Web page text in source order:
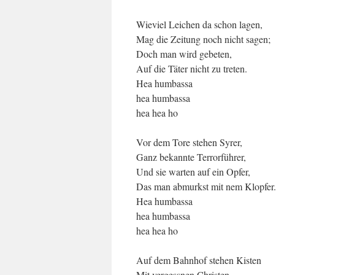
Wieviel Leichen da schon lagen,
Mag die Zeitung noch nicht sagen;
Doch man wird gebeten,
Auf die Täter nicht zu treten.
Hea humbassa
hea humbassa
hea hea ho
Vor dem Tore stehen Syrer,
Ganz bekannte Terrorführer,
Und sie warten auf ein Opfer,
Das man abmurkst mit nem Klopfer.
Hea humbassa
hea humbassa
hea hea ho
Auf dem Bahnhof stehen Kisten